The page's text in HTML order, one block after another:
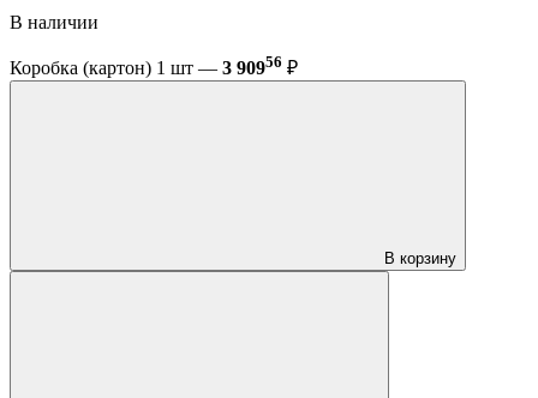
В наличии
Коробка (картон) 1 шт — 3 90956 ₽
В корзину